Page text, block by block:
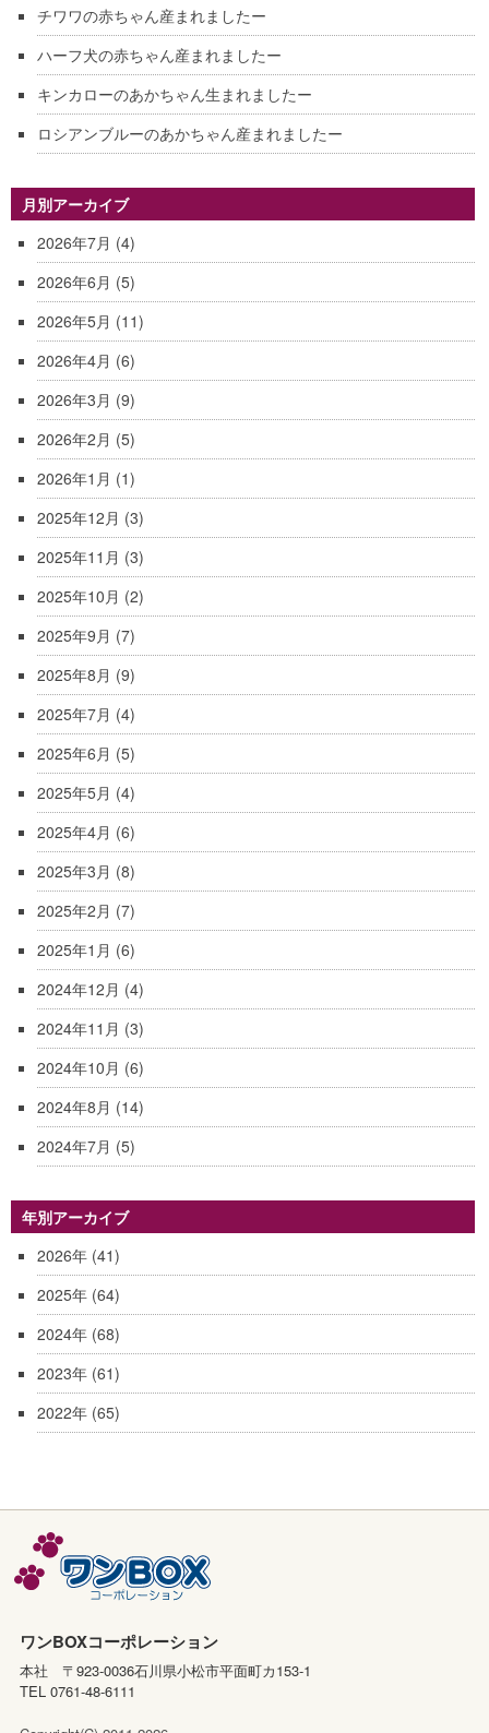
チワワの赤ちゃん産まれましたー
ハーフ犬の赤ちゃん産まれましたー
キンカローのあかちゃん生まれましたー
ロシアンブルーのあかちゃん産まれましたー
月別アーカイブ
2026年7月 (4)
2026年6月 (5)
2026年5月 (11)
2026年4月 (6)
2026年3月 (9)
2026年2月 (5)
2026年1月 (1)
2025年12月 (3)
2025年11月 (3)
2025年10月 (2)
2025年9月 (7)
2025年8月 (9)
2025年7月 (4)
2025年6月 (5)
2025年5月 (4)
2025年4月 (6)
2025年3月 (8)
2025年2月 (7)
2025年1月 (6)
2024年12月 (4)
2024年11月 (3)
2024年10月 (6)
2024年8月 (14)
2024年7月 (5)
年別アーカイブ
2026年(41)
2025年(64)
2024年(68)
2023年(61)
2022年(65)
ワンBOXコーポレーション
本社 〒923-0036石川県小松市平面町カ153-1
TEL 0761-48-6111